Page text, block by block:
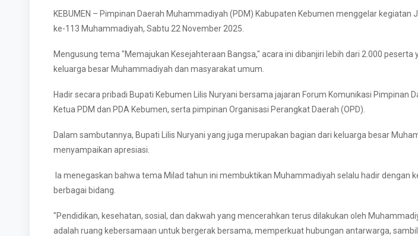
KEBUMEN – Pimpinan Daerah Muhammadiyah (PDM) Kabupaten Kebumen menggelar kegiatan
ke-113 Muhammadiyah, Sabtu 22 November 2025.
Mengusung tema "Memajukan Kesejahteraan Bangsa," acara ini dibanjiri lebih dari 2.000 peserta
keluarga besar Muhammadiyah dan masyarakat umum.
Hadir secara pribadi Bupati Kebumen Lilis Nuryani bersama jajaran Forum Komunikasi Pimpinan
Ketua PDM dan PDA Kebumen, serta pimpinan Organisasi Perangkat Daerah (OPD).
Dalam sambutannya, Bupati Lilis Nuryani yang juga merupakan bagian dari keluarga besar
menyampaikan apresiasi.
Ia menegaskan bahwa tema Milad tahun ini membuktikan Muhammadiyah selalu hadir dengan
berbagai bidang.
"Pendidikan, kesehatan, sosial, dan dakwah yang mencerahkan terus dilakukan oleh
adalah ruang kebersamaan untuk bergerak bersama, memperkuat hubungan antarwarga,